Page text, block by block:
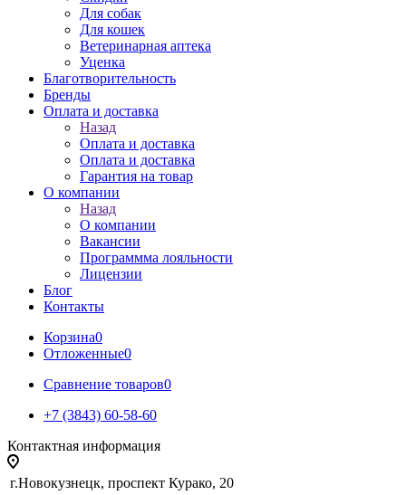
Для собак
Для кошек
Ветеринарная аптека
Уценка
Благотворительность
Бренды
Оплата и доставка
Назад
Оплата и доставка
Оплата и доставка
Гарантия на товар
О компании
Назад
О компании
Вакансии
Программма лояльности
Лицензии
Блог
Контакты
Корзина0
Отложенные0
Сравнение товаров0
+7 (3843) 60-58-60
Контактная информация
г.Новокузнецк, проспект Курако, 20